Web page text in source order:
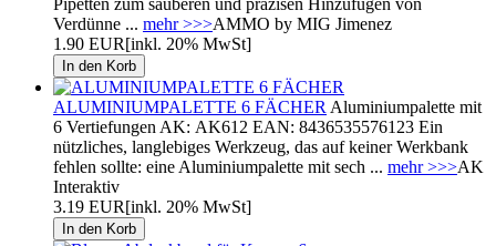
Verdünne ... mehr >>>AMMO by MIG Jimenez
1.90 EUR[inkl. 20% MwSt]
ALUMINIUMPALETTE 6 FÄCHER Aluminiumpalette mit
6 Vertiefungen AK: AK612 EAN: 8436535576123 Ein
nützliches, langlebiges Werkzeug, das auf keiner Werkbank
fehlen sollte: eine Aluminiumpalette mit sech ... mehr >>>AK
Interaktiv
3.19 EUR[inkl. 20% MwSt]